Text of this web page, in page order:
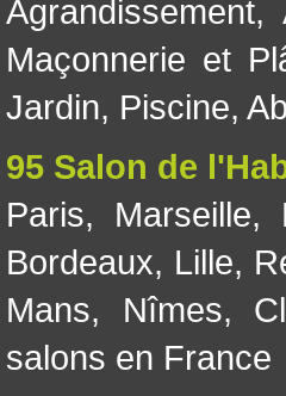
Agrandissement,
Maçonnerie et
Jardin, Piscine,
95 Salon de
Paris, Marseille,
Bordeaux, Lille,
Mans, Nîmes,
salons en France